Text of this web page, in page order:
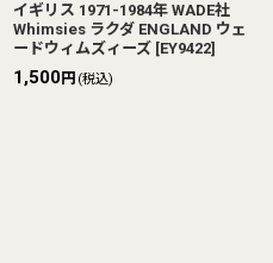
イギリス 1971-1984年 WADE社
Whimsies ラクダ ENGLAND ウェ
ードウィムズィーズ [EY9422]
1,500円 (税込)